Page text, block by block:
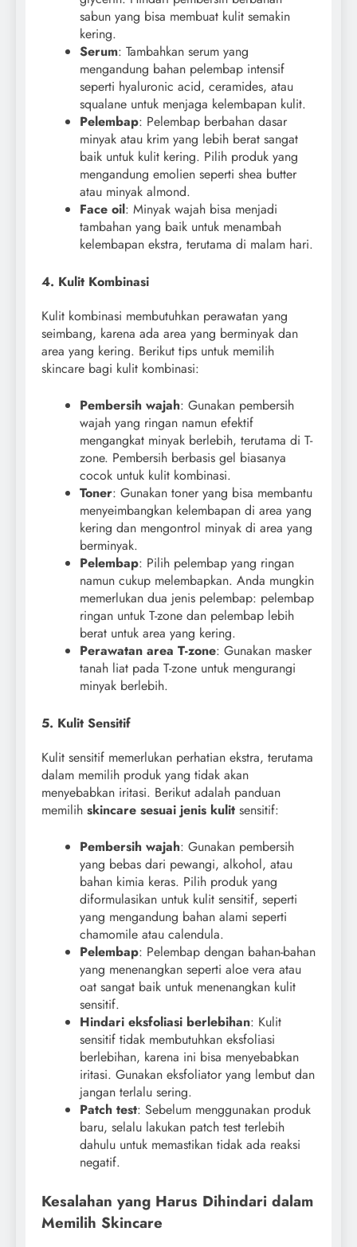
sabun yang bisa membuat kulit semakin
kering.
Serum: Tambahkan serum yang
mengandung bahan pelembap intensif
seperti hyaluronic acid, ceramides, atau
squalane untuk menjaga kelembapan kulit.
Pelembap: Pelembap berbahan dasar
minyak atau krim yang lebih berat sangat
baik untuk kulit kering. Pilih produk yang
mengandung emolien seperti shea butter
atau minyak almond.
Face oil: Minyak wajah bisa menjadi
tambahan yang baik untuk menambah
kelembapan ekstra, terutama di malam hari.
4. Kulit Kombinasi
Kulit kombinasi membutuhkan perawatan yang
seimbang, karena ada area yang berminyak dan
area yang kering. Berikut tips untuk memilih
skincare bagi kulit kombinasi:
Pembersih wajah: Gunakan pembersih
wajah yang ringan namun efektif
mengangkat minyak berlebih, terutama di T-
zone. Pembersih berbasis gel biasanya
cocok untuk kulit kombinasi.
Toner: Gunakan toner yang bisa membantu
menyeimbangkan kelembapan di area yang
kering dan mengontrol minyak di area yang
berminyak.
Pelembap: Pilih pelembap yang ringan
namun cukup melembapkan. Anda mungkin
memerlukan dua jenis pelembap: pelembap
ringan untuk T-zone dan pelembap lebih
berat untuk area yang kering.
Perawatan area T-zone: Gunakan masker
tanah liat pada T-zone untuk mengurangi
minyak berlebih.
5. Kulit Sensitif
Kulit sensitif memerlukan perhatian ekstra, terutama
dalam memilih produk yang tidak akan
menyebabkan iritasi. Berikut adalah panduan
memilih skincare sesuai jenis kulit sensitif:
Pembersih wajah: Gunakan pembersih
yang bebas dari pewangi, alkohol, atau
bahan kimia keras. Pilih produk yang
diformulasikan untuk kulit sensitif, seperti
yang mengandung bahan alami seperti
chamomile atau calendula.
Pelembap: Pelembap dengan bahan-bahan
yang menenangkan seperti aloe vera atau
oat sangat baik untuk menenangkan kulit
sensitif.
Hindari eksfoliasi berlebihan: Kulit
sensitif tidak membutuhkan eksfoliasi
berlebihan, karena ini bisa menyebabkan
iritasi. Gunakan eksfoliator yang lembut dan
jangan terlalu sering.
Patch test: Sebelum menggunakan produk
baru, selalu lakukan patch test terlebih
dahulu untuk memastikan tidak ada reaksi
negatif.
Kesalahan yang Harus Dihindari dalam
Memilih Skincare